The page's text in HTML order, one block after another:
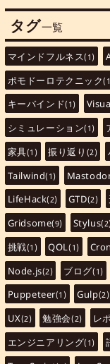
タグ一覧
マインドフルネス(1)
ポモドーロテクニック
キーバインド(1)
シミュレーション(1)
家具(1) 振り返り (2)
Tailwind(1)
LifeHack(2) GTD(2)
Gridsome(9) Stylus
挑戦(1) QOL(1) Cron
Node.js(2) ブログ(1)
Puppeteer(1) Gulp(2)
UX(2) 勉強会(2) レ
エンジニアリング(1)